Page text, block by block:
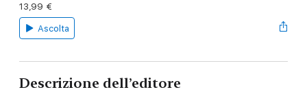
13,99 €
Ascolta
Descrizione dell’editore